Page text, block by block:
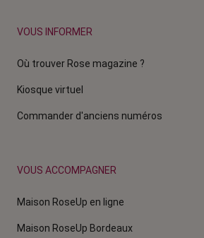
VOUS INFORMER
Où trouver Rose magazine ?
Kiosque virtuel
Commander d'anciens numéros
VOUS ACCOMPAGNER
Maison RoseUp en ligne
Maison RoseUp Bordeaux